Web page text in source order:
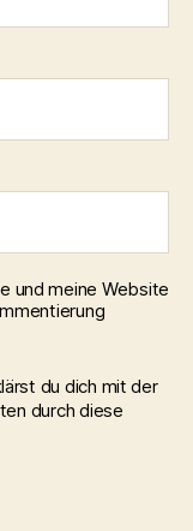
und meine Website
du dich mit der
durch diese